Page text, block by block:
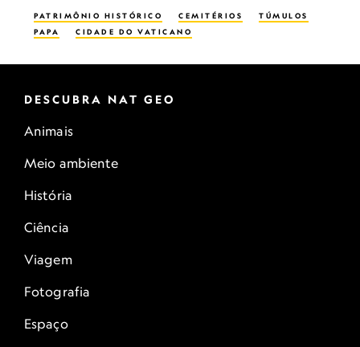
PATRIMÔNIO HISTÓRICO CEMITÉRIOS
TÚMULOS
PAPA
CIDADE DO VATICANO
DESCUBRA NAT GEO
Animais
Meio ambiente
História
Ciência
Viagem
Fotografia
Espaço